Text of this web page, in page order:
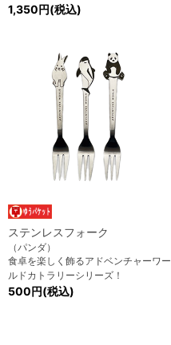
1,350円(税込)
ステンレスフォーク
（パンダ）
食卓を楽しく飾るアドベンチャーワー
ルドカトラリーシリーズ！
500円(税込)